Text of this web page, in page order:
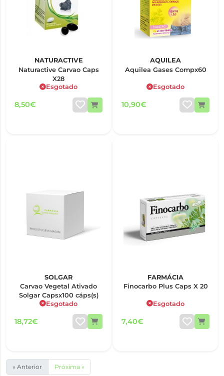
NATURACTIVE
Naturactive Carvao Caps
X28
Esgotado
8,50€
AQUILEA
Aquilea Gases Compx60
Esgotado
10,90€
SOLGAR
Carvao Vegetal Ativado
Solgar Capsx100 cáps(s)
Esgotado
18,72€
FARMÁCIA
Finocarbo Plus Caps X 20
Esgotado
7,40€
« Anterior Próxima »